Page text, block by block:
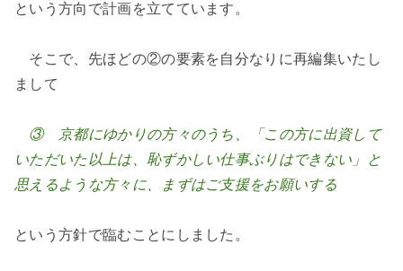
という方向で計画を立てています。
そこで、先ほどの②の要素を自分なりに再編集いたし
まして
③
京都にゆかりの方々のうち、「この方に出資して
いただいた以上は、恥ずかしい仕事ぶりはできない」と
思えるような方々に、まずはご支援をお願いする
という方針で臨むことにしました。